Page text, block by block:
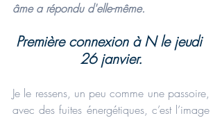
âme a répondu d'elle-même.
Première connexion à N le jeudi
26 janvier.
Je le ressens, un peu comme une passoire,
avec des fuites énergétiques, c’est l’image